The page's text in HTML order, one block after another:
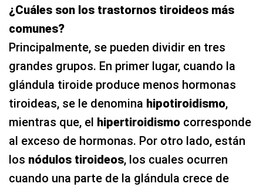
¿Cuáles son los trastornos tiroideos más
comunes?
Principalmente, se pueden dividir en tres
grandes grupos. En primer lugar, cuando la
glándula tiroide produce menos hormonas
tiroideas, se le denomina hipotiroidismo,
mientras que, el hipertiroidismo corresponde
al exceso de hormonas. Por otro lado, están
los nódulos tiroideos, los cuales ocurren
cuando una parte de la glándula crece de